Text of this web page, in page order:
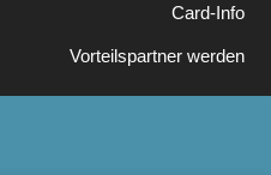
Card-Info
Vorteilspartner werden